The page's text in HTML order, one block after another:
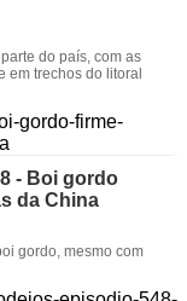
do país, com as
em trechos do litoral
- Boi gordo
da China
gordo, mesmo com